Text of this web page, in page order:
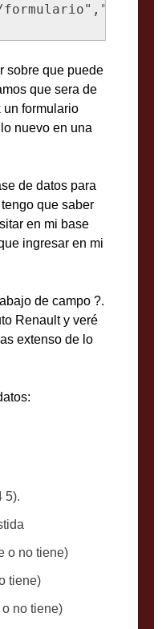
sobre que puede
que sera de
un formulario
nuevo en una
de datos para
que saber
en mi base
ingresar en mi
de campo ?.
Renault y veré
extenso de lo
5).
o no tiene)
tiene)
no tiene)